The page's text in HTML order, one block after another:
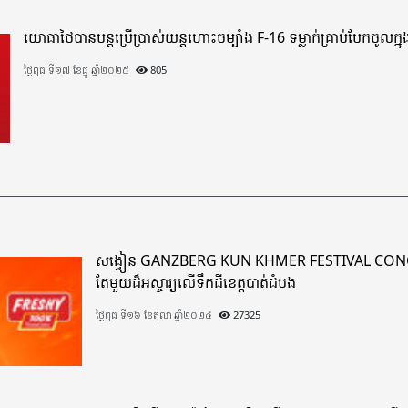
យោធាថៃបានបន្តប្រើប្រាស់យន្តហោះចម្បាំង F-16 ទម្លាក់គ្រាប់បែកចូលក្
ថ្ងៃពុធ ទី១៧ ខែធ្នូ ឆ្នាំ២០២៥ 805
សង្វៀន GANZBERG KUN KHMER FESTIVAL
តែមួយដ៏អស្ចារ្យលើទឹកដីខេត្តបាត់ដំបង
ថ្ងៃពុធ ទី១៦ ខែតុលា ឆ្នាំ២០២៤ 27325